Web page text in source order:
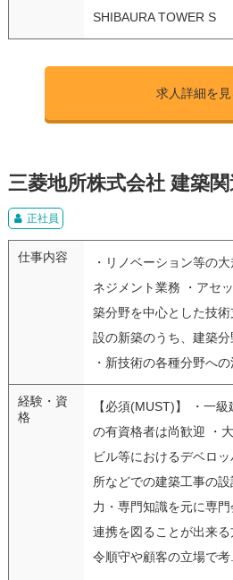
SHIBAURA TOWER S
求人詳細を見
三菱地所株式会社 建築
正社員
仕事内容
・リノベーション等の
ネジメント業務 ・アセ
築分野を中心とした技
設の新築のうち、建築
・新技術の各種分野へ
経験・資
格
【必須(MUST)】 ・一
の有資格者は尚歓迎 ・
ビル等におけるデベロ
所などでの建築工事の
力・専門知識を元に専
連携を図ることが出来
令順守や顧客の立場で考...